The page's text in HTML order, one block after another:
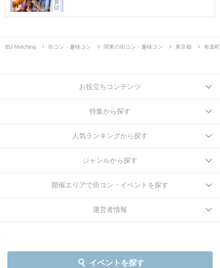
IBJ Matching 街コン・趣味コン 関東の街コン・趣味コン 東京都 有楽町
イベントを探す
お役立ちコンテンツ
特集から探す
人気ランキングから探す
ジャンルから探す
開催エリアで街コン・イベントを探す
運営者情報